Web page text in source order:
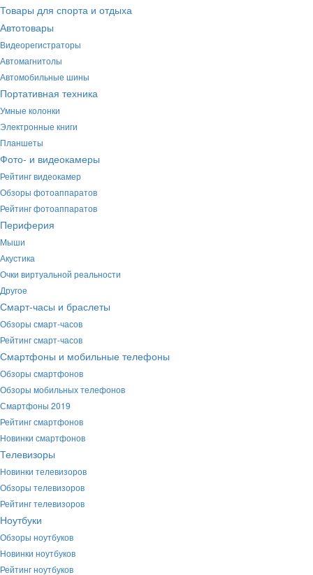
Товары для спорта и отдыха
Автотовары
Видеорегистраторы
Автомагнитолы
Автомобильные шины
Портативная техника
Умные колонки
Электронные книги
Планшеты
Фото- и видеокамеры
Рейтинг видеокамер
Обзоры фотоаппаратов
Рейтинг фотоаппаратов
Периферия
Мыши
Акустика
Очки виртуальной реальности
Другое
Смарт-часы и браслеты
Обзоры смарт-часов
Рейтинг смарт-часов
Смартфоны и мобильные телефоны
Обзоры смартфонов
Обзоры мобильных телефонов
Смартфоны 2019
Рейтинг смартфонов
Новинки смартфонов
Телевизоры
Новинки телевизоров
Обзоры телевизоров
Рейтинг телевизоров
Ноутбуки
Обзоры ноутбуков
Новинки ноутбуков
Рейтинг ноутбуков